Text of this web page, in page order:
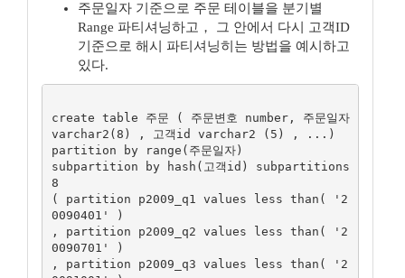
주문일자 기준으로 주문 테이블을 분기별
Range 파티셔닝하고， 그 안에서 다시 고객ID
기준으로 해시 파티셔닝히는 방법을 예시하고
있다.
create table 주문 ( 주문변호 number, 주문일자
varchar2(8) , 고객id varchar2 (5) , ...)
partition by range(주문일자)
subpartition by hash(고객id) subpartitions
8
( partition p2009_q1 values less than( '2
0090401' )
, partition p2009_q2 values less than( '2
0090701' )
, partition p2009_q3 values less than( '2